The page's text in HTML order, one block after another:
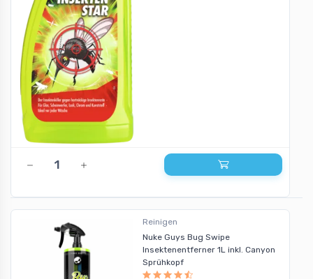
Reinigen
Nuke Guys Bug Swipe
Insektenentferner 1L inkl. Canyon
Sprühkopf